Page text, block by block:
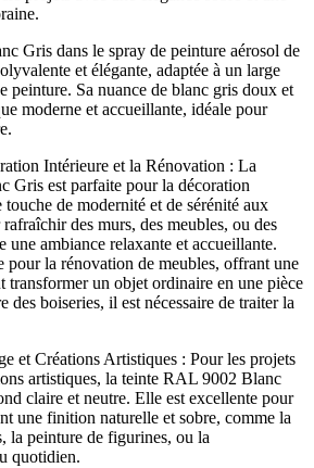
Gris dans le spray de peinture aérosol de
et élégante, adaptée à un large
peinture. Sa nuance de blanc gris doux et
moderne et accueillante, idéale pour
Intérieure et la Rénovation : La
Gris est parfaite pour la décoration
de modernité et de sérénité aux
des murs, des meubles, ou des
une ambiance relaxante et accueillante.
pour la rénovation de meubles, offrant une
transformer un objet ordinaire en une pièce
des boiseries, il est nécessaire de traiter la
et Créations Artistiques : Pour les projets
artistiques, la teinte RAL 9002 Blanc
claire et neutre. Elle est excellente pour
une finition naturelle et sobre, comme la
la peinture de figurines, ou la
quotidien.